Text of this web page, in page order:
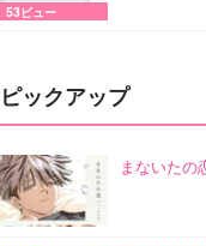
53ビュー
ピックアップ
まないたの